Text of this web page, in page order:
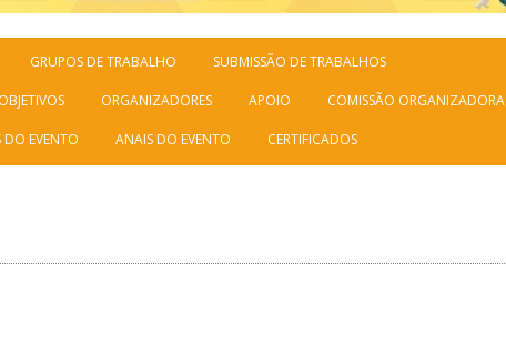
GRUPOS DE TRABALHO SUBMISSÃO DE TRABALHOS
OBJETIVOS ORGANIZADORES APOIO COMISSÃO ORGANIZADORA
DO EVENTO ANAIS DO EVENTO CERTIFICADOS